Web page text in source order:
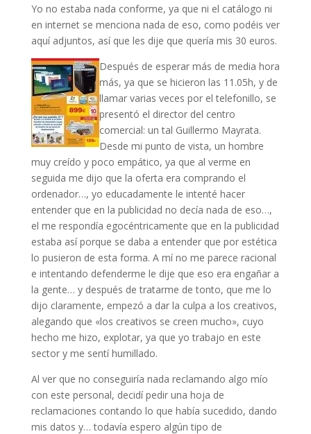
Yo no estaba nada conforme, ya que ni el catálogo ni
en internet se menciona nada de eso, como podéis ver
aquí adjuntos, así que les dije que quería mis 30 euros.
Después de esperar más de media hora
más, ya que se hicieron las 11.05h, y de
llamar varias veces por el telefonillo, se
presentó el director del centro
comercial: un tal Guillermo Mayrata.
Desde mi punto de vista, un hombre
muy creído y poco empático, ya que al verme en
seguida me dijo que la oferta era comprando el
ordenador…, yo educadamente le intenté hacer
entender que en la publicidad no decía nada de eso…,
el me respondía egocéntricamente que en la publicidad
estaba así porque se daba a entender que por estética
lo pusieron de esta forma. A mí no me parece racional
e intentando defenderme le dije que eso era engañar a
la gente… y después de tratarme de tonto, que me lo
dijo claramente, empezó a dar la culpa a los creativos,
alegando que «los creativos se creen mucho», cuyo
hecho me hizo, explotar, ya que yo trabajo en este
sector y me sentí humillado.
Al ver que no conseguiría nada reclamando algo mío
con este personal, decidí pedir una hoja de
reclamaciones contando lo que había sucedido, dando
mis datos y… todavía espero algún tipo de